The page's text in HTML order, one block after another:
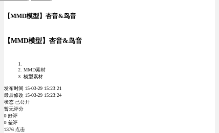
【MMD模型】杏音&鸟音
【MMD模型】杏音&鸟音
MMD素材
模型素材
发布时间 15-03-29 15:23:21
最后修改 15-03-29 15:23:24
状态 已公开
暂无评分
0 好评
0 差评
1376 点击